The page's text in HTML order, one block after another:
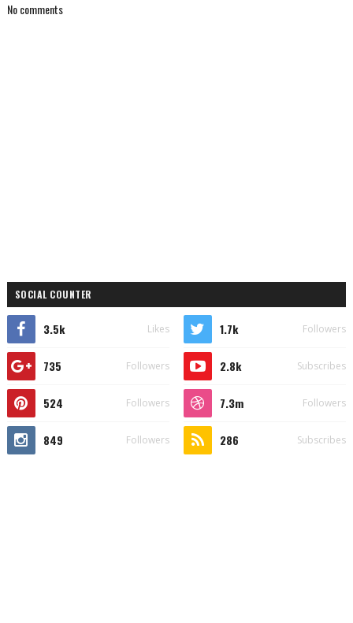
No comments
SOCIAL COUNTER
3.5k Likes 1.7k Followers
735 Followers 2.8k Subscribes
524 Followers 7.3m Followers
849 Followers 286 Subscribes